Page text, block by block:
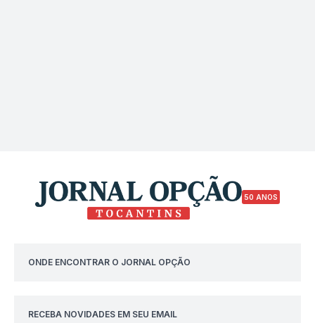
50 ANOS
ONDE ENCONTRAR O JORNAL OPÇÃO
RECEBA NOVIDADES EM SEU EMAIL